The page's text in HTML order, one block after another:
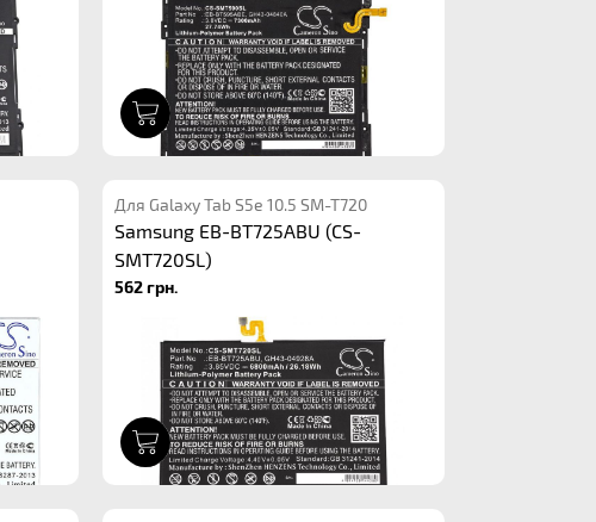
Для Galaxy Tab S5e 10.5 SM-T720
Samsung EB-BT725ABU (CS-
SMT720SL)
562 грн.